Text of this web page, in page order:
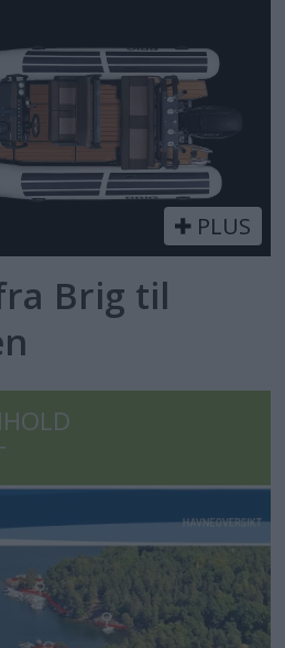
PLUS
Brig til